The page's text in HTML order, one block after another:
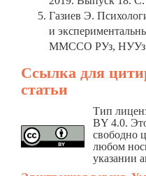
Газиев Э.
и
ММССО РУз, НУУз.
Ссылка для
статьи
Тип
BY 4.0.
свободно
любом
указании